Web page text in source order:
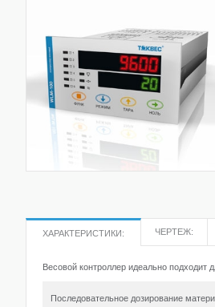
ХАРАКТЕРИСТИКИ: ЧЕРТЕЖ:
Весовой контроллер идеально подходит
Последовательное дозирование